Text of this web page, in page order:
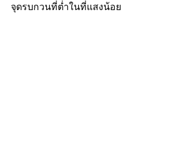
จุดรบกวนที่ต่ำในที่แสงน้อย